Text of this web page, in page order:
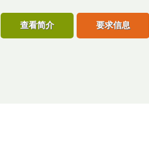
查看简介 要求信息